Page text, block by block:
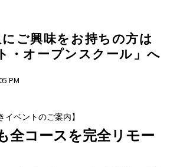
ご興味をお持ちの方は
・オープンスクール」へ
PM
イベントのご案内】
全コースを完全リモー